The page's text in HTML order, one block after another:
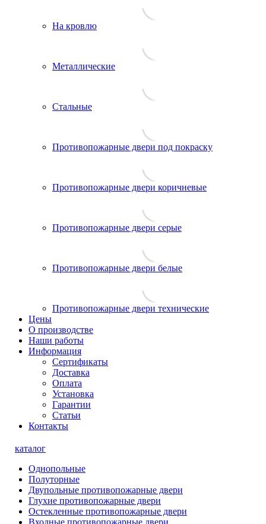
На кровлю
Металлические
Стальные
Противопожарные двери под покраску
Противопожарные двери коричневые
Противопожарные двери серые
Противопожарные двери белые
Противопожарные двери технические
Цены
О производстве
Наши работы
Информация
Сертификаты
Доставка
Оплата
Установка
Гарантии
Статьи
Контакты
каталог
Однопольные
Полуторные
Двупольные противопожарные двери
Глухие противопожарные двери
Остекленные противопожарные двери
Входные противопожарные двери